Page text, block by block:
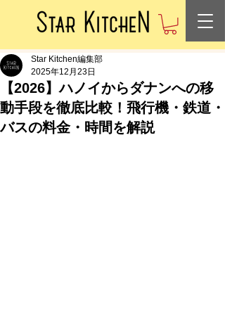
【2026】ハノイからダナンへの移
動手段を徹底比較！飛行機・鉄道・
バスの料金・時間を解説
Star Kitchen編集部
2025年12月23日